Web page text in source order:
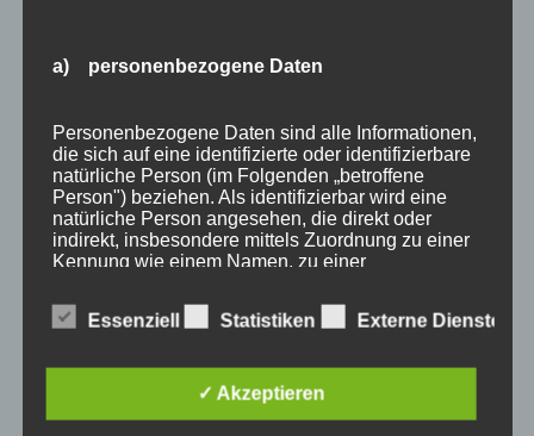
Wir Oberstdorfer
Stichworte
allgäu allgäuer alpen alpen angebot Auszeit
bayern bergbahnen berge event
freie Ferienwohnungen frühling gästehaus
Lastminute März natur
a) personenbezogene Daten
Personenbezogene Daten sind alle Informationen,
die sich auf eine identifizierte oder identifizierbare
natürliche Person (im Folgenden „betroffene
Person") beziehen. Als identifizierbar wird eine
natürliche Person angesehen, die direkt oder
indirekt, insbesondere mittels Zuordnung zu einer
Kennung wie einem Namen, zu einer
Kennung oder zu einem oder mehreren
besonderen Merkmalen, die Ausdruck der
psychischen, wirtschaftlichen, kulturellen oder
sozialen Identität dieser natürlichen Person sind,
Essenziell Statistiken Externe Dienste
✓ Akzeptieren